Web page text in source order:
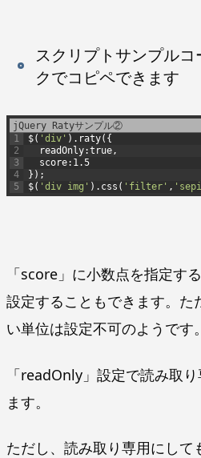
スクリプトサンプル
クでコピペできます
jQuery Ratyサンプル②
1
2
3
4
5
$( 'div' ) . raty( {
readOnly:true,
score: 1.5
} ) ;
$( 'div img' ) . css ( 'filter' ,
「score」に小数点を指定す
設定することもできます。
い単位は設定不可のようです。
「readOnly」設定で読み取
ます。
ただし、読み取り専用にして